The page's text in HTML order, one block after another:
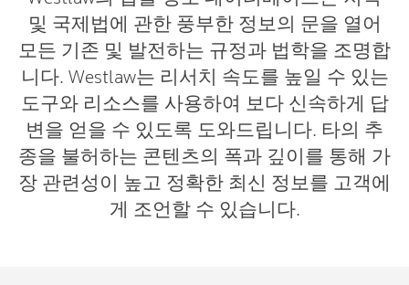
및 국제법에 관한 풍부한 정보의 문을 열어
모든 기존 및 발전하는 규정과 법학을 조명합
니다. Westlaw는 리서치 속도를 높일 수 있는
도구와 리소스를 사용하여 보다 신속하게 답
변을 얻을 수 있도록 도와드립니다. 타의 추
종을 불허하는 콘텐츠의 폭과 깊이를 통해 가
장 관련성이 높고 정확한 최신 정보를 고객에
게 조언할 수 있습니다.